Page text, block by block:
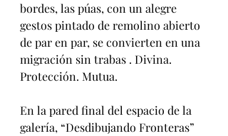
bordes, las púas, con un alegre
gestos pintado de remolino abierto
de par en par, se convierten en una
migración sin trabas . Divina.
Protección. Mutua.
En la pared final del espacio de la
galería, “Desdibujando Fronteras”